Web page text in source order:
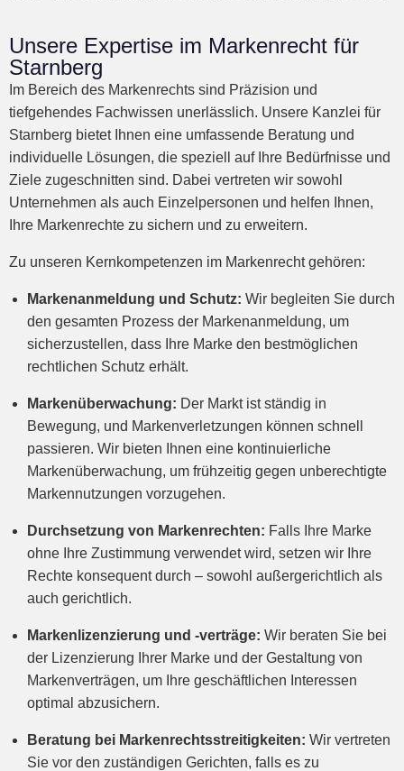
Unsere Expertise im Markenrecht für
Starnberg
Im Bereich des Markenrechts sind Präzision und
tiefgehendes Fachwissen unerlässlich. Unsere Kanzlei für
Starnberg bietet Ihnen eine umfassende Beratung und
individuelle Lösungen, die speziell auf Ihre Bedürfnisse und
Ziele zugeschnitten sind. Dabei vertreten wir sowohl
Unternehmen als auch Einzelpersonen und helfen Ihnen,
Ihre Markenrechte zu sichern und zu erweitern.
Zu unseren Kernkompetenzen im Markenrecht gehören:
Markenanmeldung und Schutz: Wir begleiten Sie durch
den gesamten Prozess der Markenanmeldung, um
sicherzustellen, dass Ihre Marke den bestmöglichen
rechtlichen Schutz erhält.
Markenüberwachung: Der Markt ist ständig in
Bewegung, und Markenverletzungen können schnell
passieren. Wir bieten Ihnen eine kontinuierliche
Markenüberwachung, um frühzeitig gegen unberechtigte
Markennutzungen vorzugehen.
Durchsetzung von Markenrechten: Falls Ihre Marke
ohne Ihre Zustimmung verwendet wird, setzen wir Ihre
Rechte konsequent durch – sowohl außergerichtlich als
auch gerichtlich.
Markenlizenzierung und -verträge: Wir beraten Sie bei
der Lizenzierung Ihrer Marke und der Gestaltung von
Markenverträgen, um Ihre geschäftlichen Interessen
optimal abzusichern.
Beratung bei Markenrechtsstreitigkeiten: Wir vertreten
Sie vor den zuständigen Gerichten, falls es zu